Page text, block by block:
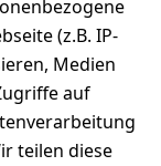
(z.B. IP-
Medien
auf
teilen diese